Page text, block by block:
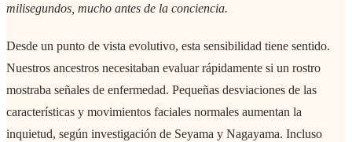
milisegundos, mucho antes de la conciencia.
Desde un punto de vista evolutivo, esta sensibilidad tiene sentido.
Nuestros ancestros necesitaban evaluar rápidamente si un rostro
mostraba señales de enfermedad. Pequeñas desviaciones de las
características y movimientos faciales normales aumentan la
inquietud, según investigación de Seyama y Nagayama. Incluso